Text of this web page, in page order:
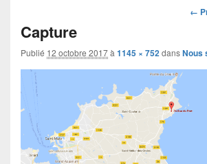
←
Capture
Publié 12 octobre 2017à 1145 × 752dansNous